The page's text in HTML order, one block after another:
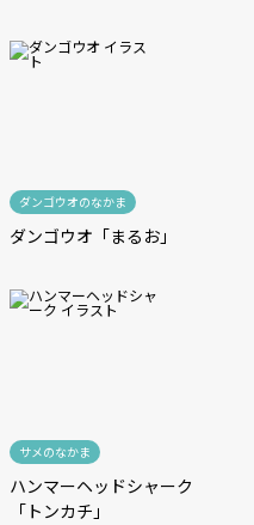
ダンゴウオのなかま
ダンゴウオ「まるお」
サメのなかま
ハンマーヘッドシャーク
「トンカチ」